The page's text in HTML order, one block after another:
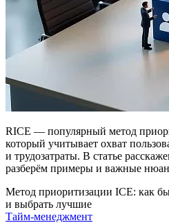
RICE — популярный метод
который учитывает охват
и трудозатраты. В статье
разберём примеры и важные
Метод приоритизации ICE: как
и выбрать лучшие
Тайм-менеджмент